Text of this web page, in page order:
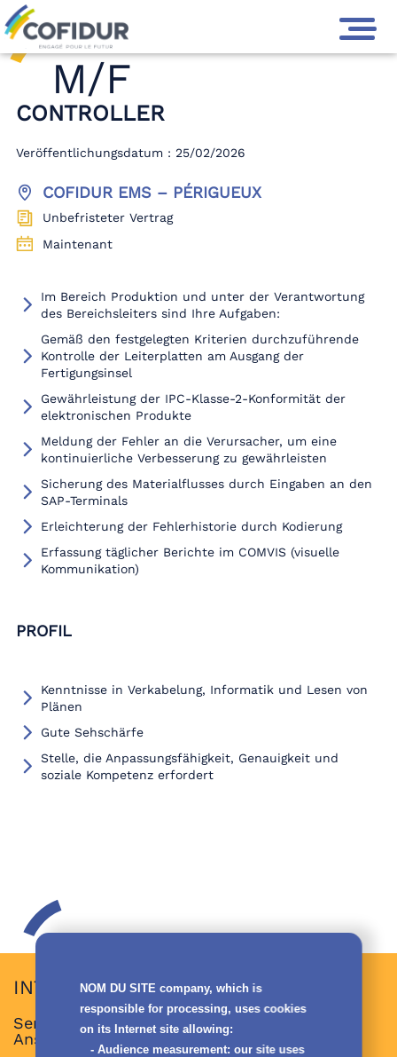
M/F
CONTROLLER
Veröffentlichungsdatum : 25/02/2026
COFIDUR EMS – PÉRIGUEUX
Unbefristeter Vertrag
Maintenant
Im Bereich Produktion und unter der Verantwortung
des Bereichsleiters sind Ihre Aufgaben:
Gemäß den festgelegten Kriterien durchzuführende
Kontrolle der Leiterplatten am Ausgang der
Fertigungsinsel
Gewährleistung der IPC-Klasse-2-Konformität der
elektronischen Produkte
Meldung der Fehler an die Verursacher, um eine
kontinuierliche Verbesserung zu gewährleisten
Sicherung des Materialflusses durch Eingaben an den
SAP-Terminals
Erleichterung der Fehlerhistorie durch Kodierung
Erfassung täglicher Berichte im COMVIS (visuelle
Kommunikation)
PROFIL
Kenntnisse in Verkabelung, Informatik und Lesen von
Plänen
Gute Sehschärfe
Stelle, die Anpassungsfähigkeit, Genauigkeit und
soziale Kompetenz erfordert
INTERESSIERT AN DIESER STELLE?
Senden Sie uns Ihren Lebenslauf und Ihr
Anschreiben.
NOM DU SITE company, which is
responsible for processing, uses cookies
on its Internet site allowing:
- Audience measurement: our site uses